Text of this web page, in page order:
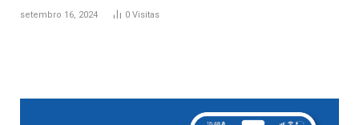
setembro 16, 2024 0 Visitas